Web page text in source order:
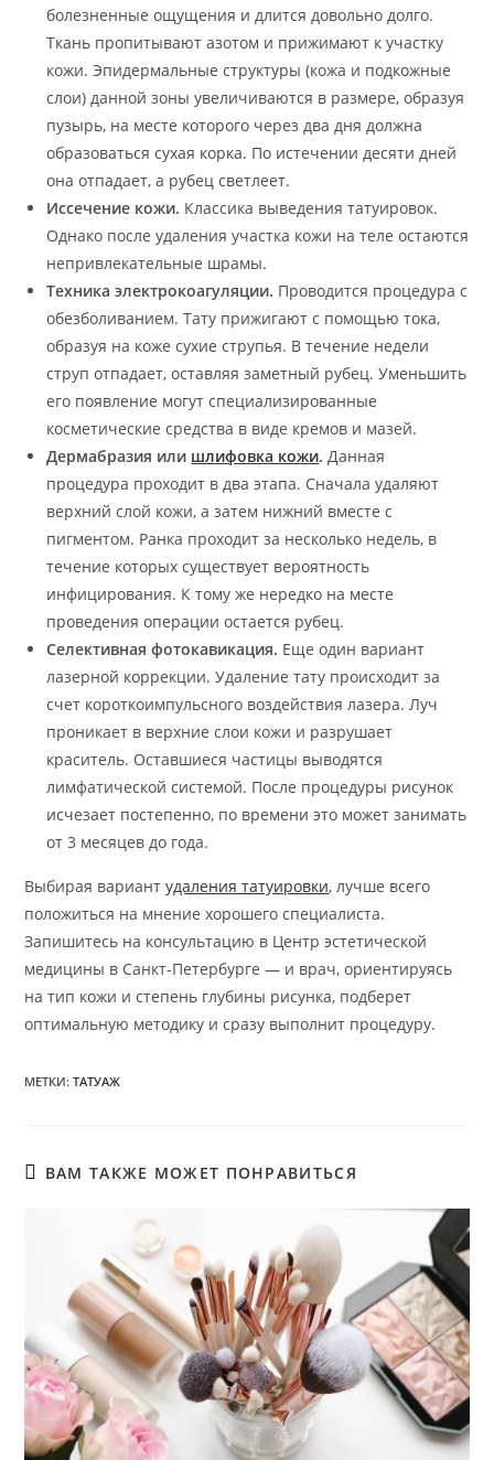
болезненные ощущения и длится довольно долго.
Ткань пропитывают азотом и прижимают к участку
кожи. Эпидермальные структуры (кожа и подкожные
слои) данной зоны увеличиваются в размере, образуя
пузырь, на месте которого через два дня должна
образоваться сухая корка. По истечении десяти дней
она отпадает, а рубец светлеет.
Иссечение кожи. Классика выведения татуировок.
Однако после удаления участка кожи на теле остаются
непривлекательные шрамы.
Техника электрокоагуляции. Проводится процедура с
обезболиванием. Тату прижигают с помощью тока,
образуя на коже сухие струпья. В течение недели
струп отпадает, оставляя заметный рубец. Уменьшить
его появление могут специализированные
косметические средства в виде кремов и мазей.
Дермабразия или шлифовка кожи. Данная
процедура проходит в два этапа. Сначала удаляют
верхний слой кожи, а затем нижний вместе с
пигментом. Ранка проходит за несколько недель, в
течение которых существует вероятность
инфицирования. К тому же нередко на месте
проведения операции остается рубец.
Селективная фотокавикация. Еще один вариант
лазерной коррекции. Удаление тату происходит за
счет короткоимпульсного воздействия лазера. Луч
проникает в верхние слои кожи и разрушает
краситель. Оставшиеся частицы выводятся
лимфатической системой. После процедуры рисунок
исчезает постепенно, по времени это может занимать
от 3 месяцев до года.
Выбирая вариантудаления татуировки, лучше всего
положиться на мнение хорошего специалиста.
Запишитесь на консультацию в Центр эстетической
медицины в Санкт-Петербурге — и врач, ориентируясь
на тип кожи и степень глубины рисунка, подберет
оптимальную методику и сразу выполнит процедуру.
МЕТКИ:ТАТУАЖ
ВАМ ТАКЖЕ МОЖЕТ ПОНРАВИТЬСЯ